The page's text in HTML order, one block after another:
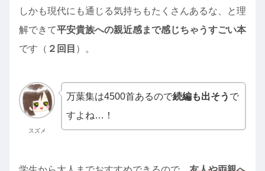
しかも現代にも通じる気持ちもたくさんあるな、と理
解できて平安貴族への親近感まで感じちゃうすごい本
です（ ２回目 ）。
スズメ
万葉集は4500首あるので続編も出そう で
すよね…！